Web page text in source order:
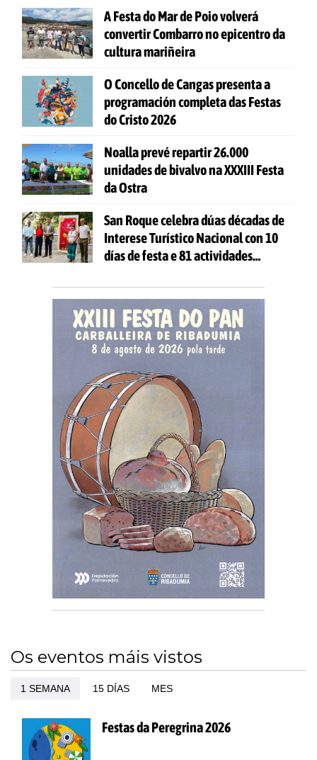
A Festa do Mar de Poio volverá
convertir Combarro no epicentro da
cultura mariñeira
O Concello de Cangas presenta a
programación completa das Festas
do Cristo 2026
Noalla prevé repartir 26.000
unidades de bivalvo na XXXIII Festa
da Ostra
San Roque celebra dúas décadas de
Interese Turístico Nacional con 10
días de festa e 81 actividades
Os eventos máis vistos
1 SEMANA 15 DÍAS MES
Festas da Peregrina 2026